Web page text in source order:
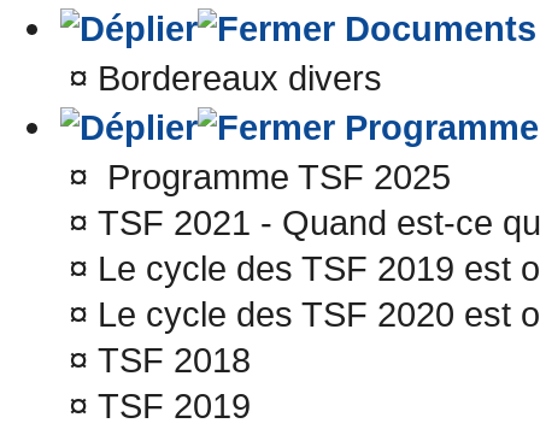
¤ Bordereaux divers
¤ Programme TSF 2025
¤ TSF 2021 - Quand est-ce
¤ Le cycle des TSF 2019 est
¤ Le cycle des TSF 2020 est
¤ TSF 2018
¤ TSF 2019